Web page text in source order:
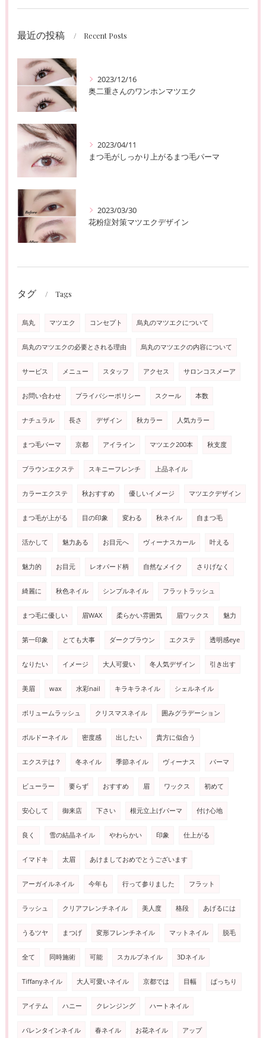
最近の投稿 Recent Posts
2023/12/16
奥二重さんのワンホンマツエク
2023/04/11
まつ毛がしっかり上がるまつ毛パーマ
2023/03/30
花粉症対策マツエクデザイン
タグ Tags
烏丸 マツエク コンセプト 烏丸のマツエクについて
烏丸のマツエクの必要とされる理由 烏丸のマツエクの内容について
サービス メニュー スタッフ アクセス サロンコスメーア
お問い合わせ プライバシーポリシー スクール 本数
ナチュラル 長さ デザイン 秋カラー 人気カラー
まつ毛パーマ 京都 アイライン マツエク200本 秋支度
ブラウンエクステ スキニーフレンチ 上品ネイル
カラーエクステ 秋おすすめ 優しいイメージ マツエクデザイン
まつ毛が上がる 目の印象 変わる 秋ネイル 自まつ毛
活かして 魅力ある お目元へ ヴィーナスカール 叶える
魅力的 お目元 レオパード柄 自然なメイク さりげなく
綺麗に 秋色ネイル シンプルネイル フラットラッシュ
まつ毛に優しい 眉WAX 柔らかい雰囲気 眉ワックス 魅力
第一印象 とても大事 ダークブラウン エクステ 透明感eye
なりたい イメージ 大人可愛い 冬人気デザイン 引き出す
美眉 wax 水彩nail キラキラネイル シェルネイル
ボリュームラッシュ クリスマスネイル 囲みグラデーション
ボルドーネイル 密度感 出したい 貴方に似合う
エクステは？ 冬ネイル 季節ネイル ヴィーナス パーマ
ビューラー 要らず おすすめ 眉 ワックス 初めて
安心して 御来店 下さい 根元立上げパーマ 付け心地
良く 雪の結晶ネイル やわらかい 印象 仕上がる
イマドキ 太眉 あけましておめでとうございます
アーガイルネイル 今年も 行って参りました フラット
ラッシュ クリアフレンチネイル 美人度 格段 あげるには
うるツヤ まつげ 変形フレンチネイル マットネイル 脱毛
全て 同時施術 可能 スカルプネイル 3Dネイル
Tiffanyネイル 大人可愛いネイル 京都では 目幅 ぱっちり
アイテム ハニー クレンジング ハートネイル
バレンタインネイル 春ネイル お花ネイル アップ